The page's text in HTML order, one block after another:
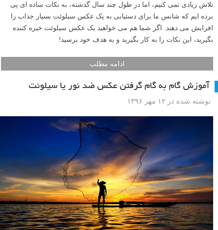
تلاش زیادی نمی کنیم، اما در طول چند سال گذشته، به نکات ساده ای پی
برده ایم که شانس ما برای دستیابی به یک عکس سیلوئت بسیار جذاب را
افزایش می دهند. اگر شما هم می خواهید یک عکس سیلوئت خیره کننده
بگیرید، این نکات را به کار بگیرید و به هدف خود برسید!
ادامه مطلب
آموزش گام به گام گرفتن عکس ضد نور یا سیلوئت
نوشته شده در ۱۲ مهر ۱۳۹۶